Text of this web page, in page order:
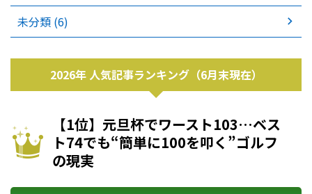
未分類 (6)
2026年 人気記事ランキング（6月末現在）
【1位】元旦杯でワースト103…ベス
ト74でも“簡単に100を叩く”ゴルフ
の現実